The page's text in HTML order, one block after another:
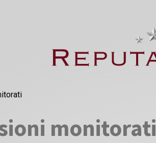
monitorati